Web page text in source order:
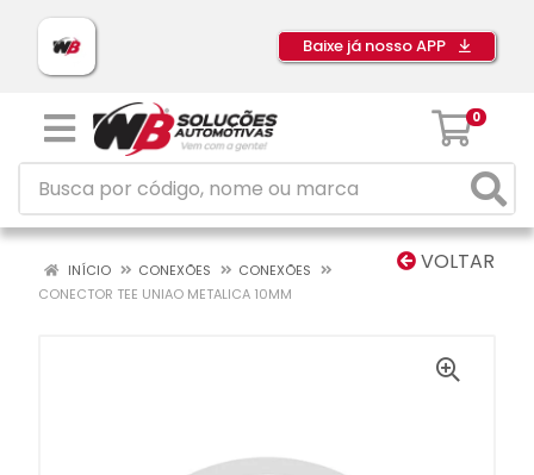
Baixe já nosso APP
0
VOLTAR
INÍCIO CONEXÕES
CONEXÕES
CONECTOR TEE UNIAO METALICA 10MM